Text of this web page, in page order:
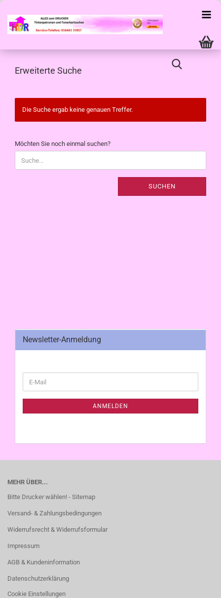
Erweiterte Suche
Die Suche ergab keine genauen Treffer.
MÖCHTEN
SIE
NOCH
EINMAL
Möchten Sie noch einmal suchen?
SUCHEN
Newsletter-Anmeldung
ZUR
E-
Mail
ANMELDEN
MEHR ÜBER...
Bitte Drucker wählen! - Sitemap
Versand- & Zahlungsbedingungen
Widerrufsrecht & Widerrufsformular
Impressum
AGB & Kundeninformation
Datenschutzerklärung
Cookie Einstellungen